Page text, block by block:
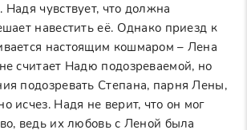
чувствует, что должна
навестить её. Однако приезд к
настоящим кошмаром – Лена
считает Надю подозреваемой, но
подозревать Степана, парня Лены,
исчез. Надя не верит, что он мог
ведь их любовь с Леной была